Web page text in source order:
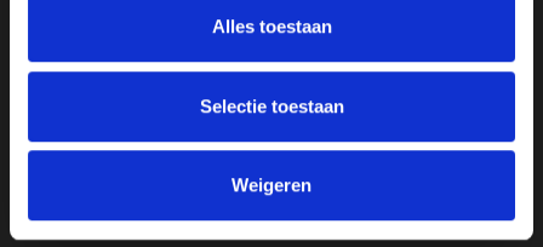
Alles toestaan
Selectie toestaan
Weigeren
Doneer